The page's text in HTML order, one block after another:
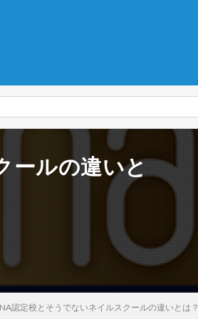
ールの違いと
認定校とそうでないネイルスクールの違いとは？